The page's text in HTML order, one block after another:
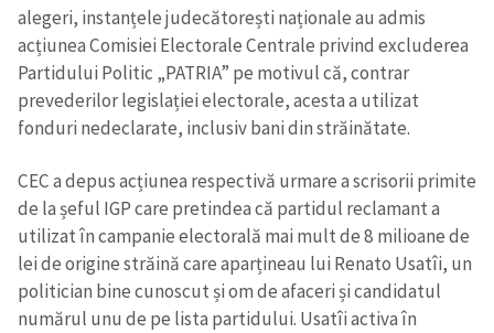
alegeri, instanțele judecătorești naționale au admis
acțiunea Comisiei Electorale Centrale privind excluderea
Partidului Politic „PATRIA” pe motivul că, contrar
prevederilor legislației electorale, acesta a utilizat
fonduri nedeclarate, inclusiv bani din străinătate.
CEC a depus acțiunea respectivă urmare a scrisorii primite
de la șeful IGP care pretindea că partidul reclamant a
utilizat în campanie electorală mai mult de 8 milioane de
lei de origine străină care aparțineau lui Renato Usatîi, un
politician bine cunoscut și om de afaceri și candidatul
numărul unu de pe lista partidului. Usatîi activa în